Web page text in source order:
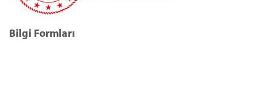
Bilgi Formları
Genç Bilgi